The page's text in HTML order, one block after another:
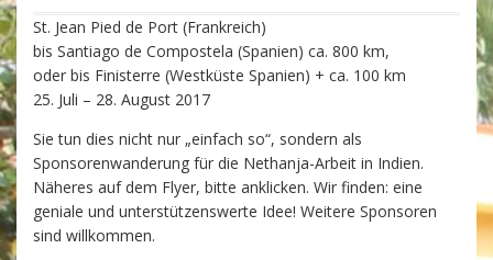
St. Jean Pied de Port (Frankreich)
bis Santiago de Compostela (Spanien) ca. 800 km,
oder bis Finisterre (Westküste Spanien) + ca. 100 km
25. Juli – 28. August 2017
Sie tun dies nicht nur „einfach so“, sondern als
Sponsorenwanderung für die Nethanja-Arbeit in Indien.
Näheres auf dem Flyer, bitte anklicken. Wir finden: eine
geniale und unterstützenswerte Idee! Weitere Sponsoren
sind willkommen.